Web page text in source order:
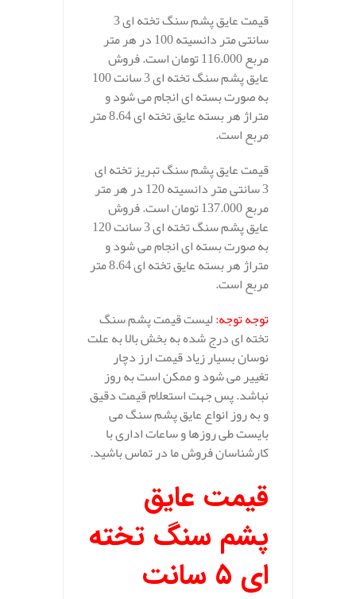
قیمت عایق پشم سنگ تخته ای 3
سانتی متر دانسیته 100 در هر متر
مربع 116.000 تومان است. فروش
عایق پشم سنگ تخته ای 3 سانت 100
به صورت بسته ای انجام می شود و
متراژ هر بسته عایق تخته ای 8.64 متر
مربع است.
قیمت عایق پشم سنگ تبریز تخته ای
3 سانتی متر دانسیته 120 در هر متر
مربع 137.000 تومان است. فروش
عایق پشم سنگ تخته ای 3 سانت 120
به صورت بسته ای انجام می شود و
متراژ هر بسته عایق تخته ای 8.64 متر
مربع است.
توجه توجه:لیست قیمت پشم سنگ
تخته ای درج شده به بخش بالا به علت
نوسان بسیار زیاد قیمت ارز دچار
تغییر می شود و ممکن است به روز
نباشد. پس جهت استعلام قیمت دقیق
و به روز انواع عایق پشم سنگ می
بایست طی روزها و ساعات اداری با
کارشناسان فروش ما در تماس باشید.
قیمت عایق
پشم سنگ تخته
ای 5 سانت